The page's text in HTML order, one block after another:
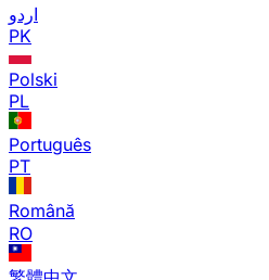
اردو
PK
Polski
PL
Português
PT
Română
RO